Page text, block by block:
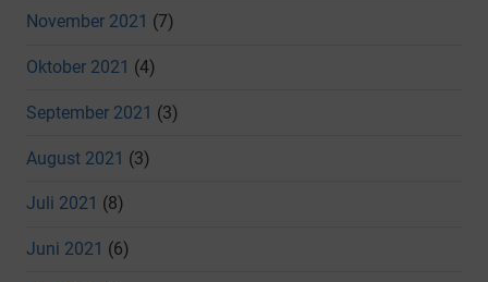
November 2021 (7)
Oktober 2021 (4)
September 2021 (3)
August 2021 (3)
Juli 2021 (8)
Juni 2021 (6)